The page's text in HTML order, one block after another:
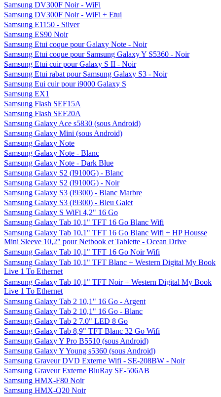
Samsung DV300F Noir - WiFi
Samsung DV300F Noir - WiFi + Etui
Samsung E1150 - Silver
Samsung ES90 Noir
Samsung Etui coque pour Galaxy Note - Noir
Samsung Etui coque pour Samsung Galaxy Y S5360 - Noir
Samsung Etui cuir pour Galaxy S II - Noir
Samsung Etui rabat pour Samsung Galaxy S3 - Noir
Samsung Eui cuir pour i9000 Galaxy S
Samsung EX1
Samsung Flash SEF15A
Samsung Flash SEF20A
Samsung Galaxy Ace s5830 (sous Android)
Samsung Galaxy Mini (sous Android)
Samsung Galaxy Note
Samsung Galaxy Note - Blanc
Samsung Galaxy Note - Dark Blue
Samsung Galaxy S2 (I9100G) - Blanc
Samsung Galaxy S2 (I9100G) - Noir
Samsung Galaxy S3 (I9300) - Blanc Marbre
Samsung Galaxy S3 (I9300) - Bleu Galet
Samsung Galaxy S WiFi 4,2" 16 Go
Samsung Galaxy Tab 10,1" TFT 16 Go Blanc Wifi
Samsung Galaxy Tab 10,1" TFT 16 Go Blanc Wifi + HP Housse
Mini Sleeve 10,2" pour Netbook et Tablette - Ocean Drive
Samsung Galaxy Tab 10,1" TFT 16 Go Noir Wifi
Samsung Galaxy Tab 10,1" TFT Blanc + Western Digital My Book
Live 1 To Ethernet
Samsung Galaxy Tab 10,1" TFT Noir + Western Digital My Book
Live 1 To Ethernet
Samsung Galaxy Tab 2 10,1" 16 Go - Argent
Samsung Galaxy Tab 2 10,1" 16 Go - Blanc
Samsung Galaxy Tab 2 7.0" LED 8 Go
Samsung Galaxy Tab 8,9" TFT Blanc 32 Go Wifi
Samsung Galaxy Y Pro B5510 (sous Android)
Samsung Galaxy Y Young s5360 (sous Android)
Samsung Graveur DVD Externe Wifi - SE-208BW - Noir
Samsung Graveur Externe BluRay SE-506AB
Samsung HMX-F80 Noir
Samsung HMX-Q20 Noir